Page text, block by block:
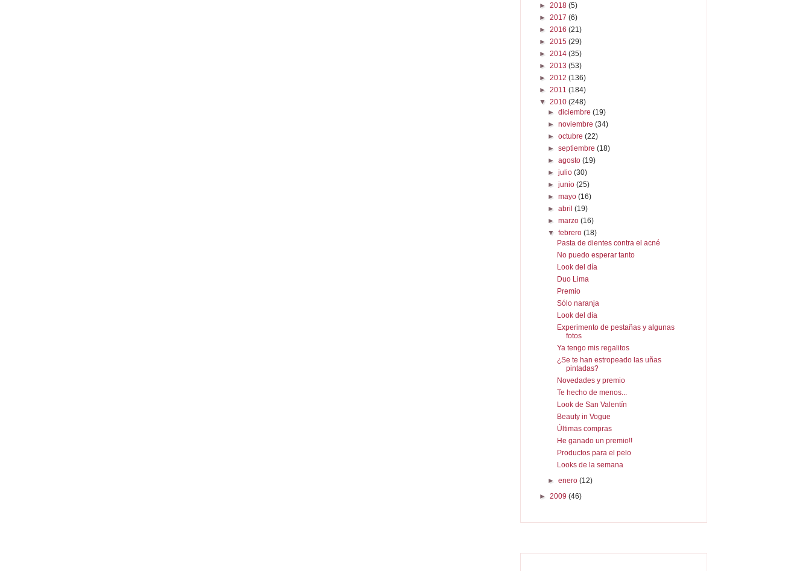
► 2018 (5)
► 2017 (6)
► 2016 (21)
► 2015 (29)
► 2014 (35)
► 2013 (53)
► 2012 (136)
► 2011 (184)
▼ 2010 (248)
►diciembre(19)
►noviembre(34)
►octubre(22)
►septiembre(18)
►agosto(19)
►julio(30)
►junio(25)
►mayo(16)
►abril(19)
►marzo(16)
▼febrero(18)
Pasta de dientes contra el acné
No puedo esperar tanto
Look del día
Duo Lima
Premio
Sólo naranja
Look del día
Experimento de pestañas y algunas
fotos
Ya tengo mis regalitos
¿Se te han estropeado las uñas
pintadas?
Novedades y premio
Te hecho de menos...
Look de San Valentín
Beauty in Vogue
Últimas compras
He ganado un premio!!
Productos para el pelo
Looks de la semana
►enero(12)
► 2009 (46)